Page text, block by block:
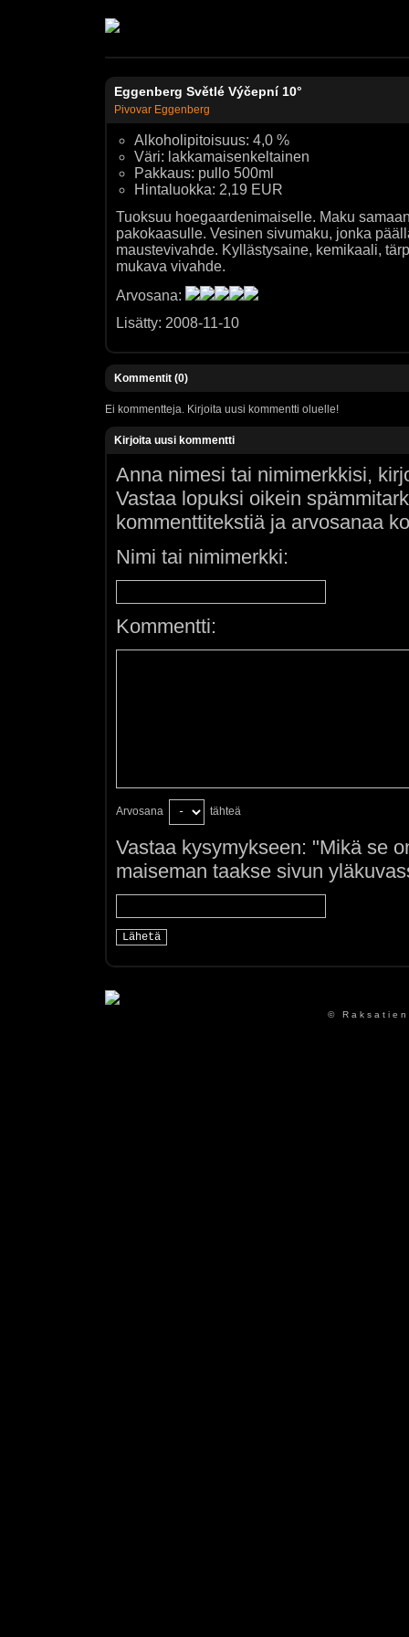
Eggenberg Světlé Výčepní 10°
Pivovar Eggenberg
Alkoholipitoisuus: 4,0 %
Väri: lakkamaisenkeltainen
Pakkaus: pullo 500ml
Hintaluokka: 2,19 EUR
Tuoksuu hoegaardenimaiselle. Maku
pakokaasulle. Vesinen sivumaku, jonka
maustevivahde. Kyllästysaine, kemikaali,
mukava vivahde.
Arvosana:
Lisätty: 2008-11-10
Kommentit (0)
Ei kommentteja. Kirjoita uusi kommentti oluelle!
Kirjoita uusi kommentti
Anna nimesi tai nimimerkkisi,
Vastaa lopuksi oikein
kommenttitekstiä ja arvosanaa
Nimi tai nimimerkki:
Kommentti:
Arvosana tähteä
Vastaa kysymykseen: "Mikä se
maiseman taakse sivun
©